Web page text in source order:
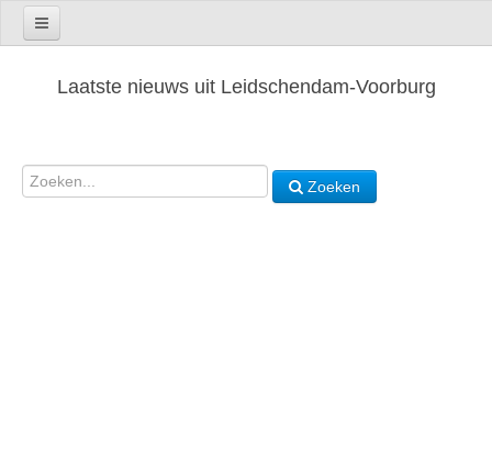
Laatste nieuws uit Leidschendam-Voorburg
Zoeken